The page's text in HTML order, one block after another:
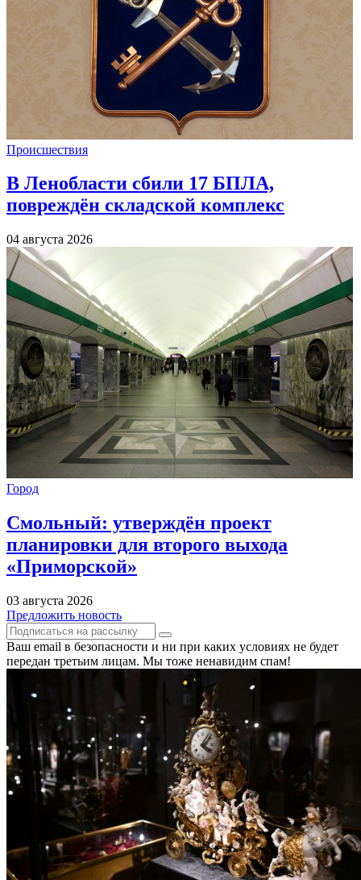
Происшествия
В Ленобласти сбили 17 БПЛА,
повреждён складской комплекс
04 августа 2026
Город
Смольный: утверждён проект
планировки для второго выхода
«Приморской»
03 августа 2026
Предложить новость
Ваш email в безопасности и ни при каких условиях не будет
передан третьим лицам. Мы тоже ненавидим спам!